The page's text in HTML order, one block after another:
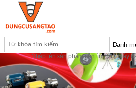
Nhập tên sản phẩm cần tìm, VD: máy